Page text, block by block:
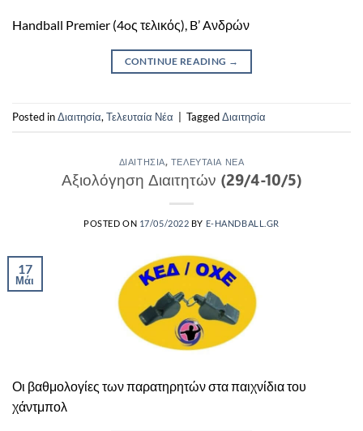
Handball Premier (4oς τελικός), B’ Aνδρών
CONTINUE READING →
Posted inΔιαιτησία, Τελευταία Νέα TaggedΔιαιτησία
ΔΙΑΙΤΗΣΊΑ, ΤΕΛΕΥΤΑΊΑ ΝΈΑ
Αξιολόγηση Διαιτητών (29/4-10/5)
POSTED ON 17/05/2022 BY E-HANDBALL.GR
17
Μάι
Οι βαθμολογίες των παρατηρητών στα παιχνίδια του
χάντμπολ